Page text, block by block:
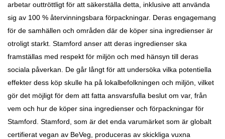
arbetar outtröttligt för att säkerställa detta, inklusive att använda
sig av 100 % återvinningsbara förpackningar. Deras engagemang
för de samhällen och områden där de köper sina ingredienser är
otroligt starkt. Stamford anser att deras ingredienser ska
framställas med respekt för miljön och med hänsyn till deras
sociala påverkan. De går långt för att undersöka vilka potentiella
effekter dess köp skulle ha på lokalbefolkningen och miljön, vilket
gör det möjligt för dem att fatta ansvarsfulla beslut om var, från
vem och hur de köper sina ingredienser och förpackningar för
Stamford. Stamford, som är det enda varumärket som är globalt
certifierat vegan av BeVeg, produceras av skickliga vuxna